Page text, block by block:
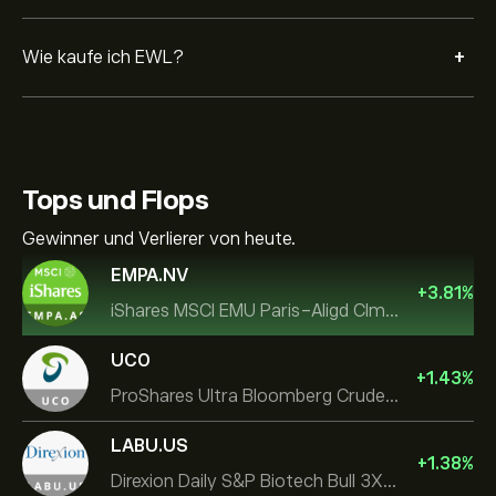
Wie kaufe ich EWL? +
Tops und Flops
Gewinner und Verlierer von heute.
EMPA.NV
iShares MSCI EMU Paris-Aligd Clmt UCITS ETF EUR A
+3.81%
UCO
ProShares Ultra Bloomberg Crude Oil
+1.43%
LABU.US
Direxion Daily S&P Biotech Bull 3X ETF
+1.38%